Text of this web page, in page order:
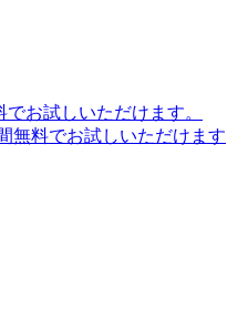
お試しいただけます。
無料でお試しいただけます